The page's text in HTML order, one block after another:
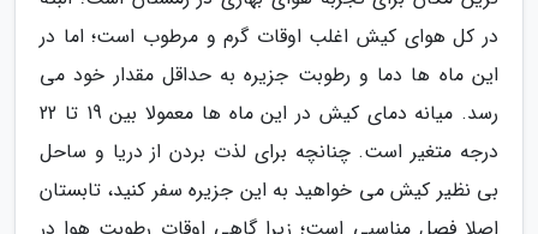
در کل هوای کیش اغلب اوقات گرم و مرطوب است؛ اما در
این ماه ها دما و رطوبت جزیره به حداقل مقدار خود می
رسد. میانه دمای کیش در این ماه ها معمولا بین 19 تا 22
درجه متغیر است. چنانچه برای لذت بردن از دریا و ساحل
بی نظیر کیش می خواهید به این جزیره سفر کنید، تابستان